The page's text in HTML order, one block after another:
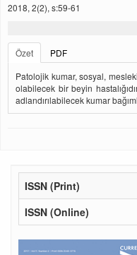
2018, 2(2), s:59-61
Özet
PDF
Patolojik kumar, sosyal,
olabilecek bir beyin
adlandırılabilecek kumar
ISSN (Print)
ISSN (Online)